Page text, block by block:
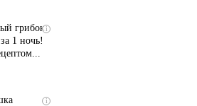
i
грибок
1 ночь!
i